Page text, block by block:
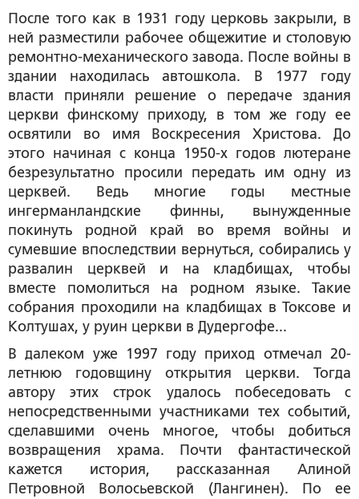
После того как в 1931 году церковь закрыли, в
ней разместили рабочее общежитие и столовую
ремонтно-механического завода. После войны в
здании находилась автошкола. В 1977 году
власти приняли решение о передаче здания
церкви финскому приходу, в том же году ее
освятили во имя Воскресения Христова. До
этого начиная с конца 1950-х годов лютеране
безрезультатно просили передать им одну из
церквей. Ведь многие годы местные
ингерманландские финны, вынужденные
покинуть родной край во время войны и
сумевшие впоследствии вернуться, собирались у
развалин церквей и на кладбищах, чтобы
вместе помолиться на родном языке. Такие
собрания проходили на кладбищах в Токсове и
Колтушах, у руин церкви в Дудергофе...
В далеком уже 1997 году приход отмечал 20-
летнюю годовщину открытия церкви. Тогда
автору этих строк удалось побеседовать с
непосредственными участниками тех событий,
сделавшими очень многое, чтобы добиться
возвращения храма. Почти фантастической
кажется история, рассказанная Алиной
Петровной Волосьевской (Лангинен). По ее